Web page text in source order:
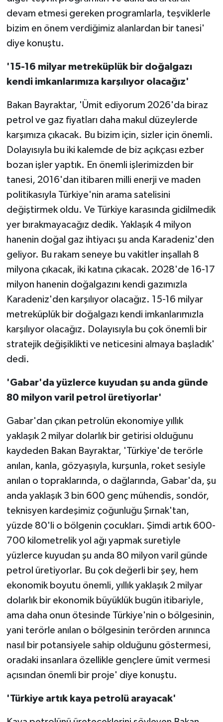
devam etmesi gereken programlarla, teşviklerle
bizim en önem verdiğimiz alanlardan bir tanesi'
diye konuştu.
'15-16 milyar metreküplük bir doğalgazı
kendi imkanlarımıza karşılıyor olacağız'
Bakan Bayraktar, 'Ümit ediyorum 2026'da biraz
petrol ve gaz fiyatları daha makul düzeylerde
karşımıza çıkacak. Bu bizim için, sizler için önemli.
Dolayısıyla bu iki kalemde de biz açıkçası ezber
bozan işler yaptık. En önemli işlerimizden bir
tanesi, 2016'dan itibaren milli enerji ve maden
politikasıyla Türkiye'nin arama satelisini
değiştirmek oldu. Ve Türkiye karasında gidilmedik
yer bırakmayacağız dedik. Yaklaşık 4 milyon
hanenin doğal gaz ihtiyacı şu anda Karadeniz'den
geliyor. Bu rakam seneye bu vakitler inşallah 8
milyona çıkacak, iki katına çıkacak. 2028'de 16-17
milyon hanenin doğalgazını kendi gazımızla
Karadeniz'den karşılıyor olacağız. 15-16 milyar
metreküplük bir doğalgazı kendi imkanlarımızla
karşılıyor olacağız. Dolayısıyla bu çok önemli bir
stratejik değişiklikti ve neticesini almaya başladık'
dedi.
'Gabar'da yüzlerce kuyudan şu anda günde
80 milyon varil petrol üretiyorlar'
Gabar'dan çıkan petrolün ekonomiye yıllık
yaklaşık 2 milyar dolarlık bir getirisi olduğunu
kaydeden Bakan Bayraktar, 'Türkiye'de terörle
anılan, kanla, gözyaşıyla, kurşunla, roket sesiyle
anılan o topraklarında, o dağlarında, Gabar'da, şu
anda yaklaşık 3 bin 600 genç mühendis, sondör,
teknisyen kardeşimiz çoğunluğu Şırnak'tan,
yüzde 80'li o bölgenin çocukları. Şimdi artık 600-
700 kilometrelik yol ağı yapmak suretiyle
yüzlerce kuyudan şu anda 80 milyon varil günde
petrol üretiyorlar. Bu çok değerli bir şey, hem
ekonomik boyutu önemli, yıllık yaklaşık 2 milyar
dolarlık bir ekonomik büyüklük bugün itibariyle,
ama daha onun ötesinde Türkiye'nin o bölgesinin,
yani terörle anılan o bölgesinin terörden arınınca
nasıl bir potansiyele sahip olduğunu göstermesi,
oradaki insanlara özellikle gençlere ümit vermesi
açısından önemli bir proje' diye konuştu.
'Türkiye artık kaya petrolü arayacak'